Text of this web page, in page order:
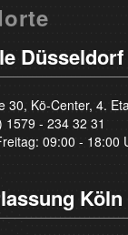
Düsseldorf
30, Kö-Center, 4.
1579 - 234 32 31
09:00 - 18:00
Köln